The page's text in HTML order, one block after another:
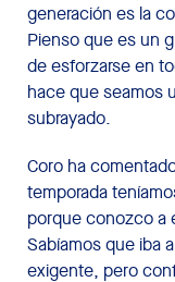
generación es la
Pienso que es un
de esforzarse en
hace que seamos
subrayado.
Coro ha
temporada
porque conozco a
Sabíamos que iba
exigente, pero